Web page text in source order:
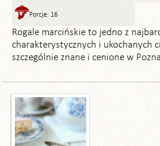
Porcje: 16
Rogale marcińskie to jedno z
charakterystycznych i ukochanych
szczególnie znane i cenione w